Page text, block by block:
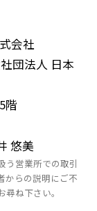
会社
団法人 日本
階
悠美
う営業所での取引
からの説明にご不
ね下さい。